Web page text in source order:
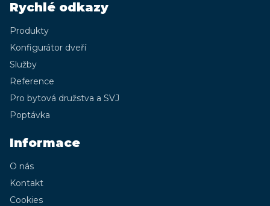
Rychlé odkazy
Produkty
Konfigurátor dveří
Služby
Reference
Pro bytová družstva a SVJ
Poptávka
Informace
O nás
Kontakt
Cookies